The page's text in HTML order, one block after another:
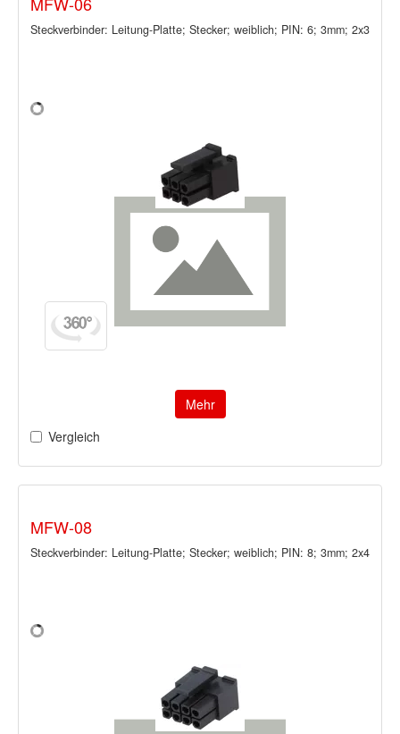
Steckverbinder: Leitung-Platte; Stecker; weiblich; PIN: 6; 3mm; 2x3
Mehr
Vergleich
MFW-08
Steckverbinder: Leitung-Platte; Stecker; weiblich; PIN: 8; 3mm; 2x4